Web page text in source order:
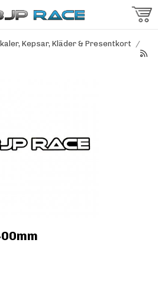
Kepsar, Kläder & Presentkort /